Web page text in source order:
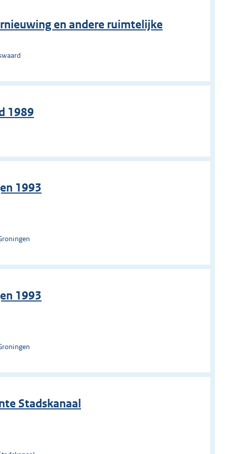
en andere ruimtelijke
1989
1993
1993
Stadskanaal